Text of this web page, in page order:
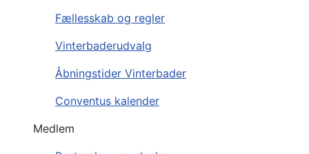
Fællesskab og regler
Vinterbaderudvalg
Åbningstider Vinterbader
Conventus kalender
Medlem